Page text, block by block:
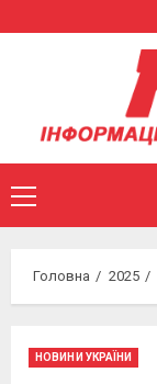
to
Primary
Menu
Головна 2025
НОВИНИ УКРАЇНИ